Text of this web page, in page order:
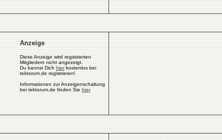
Anzeige
Diese Anzeige wird registrierten
Mitgliedern nicht angezeigt.
Du kannst Dich hierkostenlos bei
tektorum.de registrieren!
Informationen zur Anzeigenschaltung
bei tektorum.de finden Sie hier.